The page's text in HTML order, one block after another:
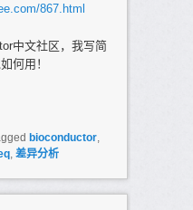
867.html
中文社区，我写简
何用！
bioconductor,
, 差异分析